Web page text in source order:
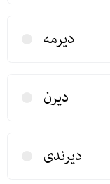
دیرمه
دیرن
دیرندی